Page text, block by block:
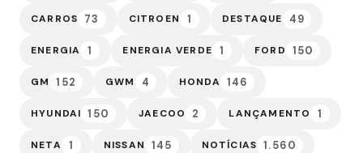
CARROS 73 CITROEN 1 DESTAQUE 49
ENERGIA 1 ENERGIA VERDE 1 FORD 150
GM 152 GWM 4 HONDA 146
HYUNDAI 150 JAECOO 2 LANÇAMENTO 1
NETA 1 NISSAN 145 NOTÍCIAS 1.560